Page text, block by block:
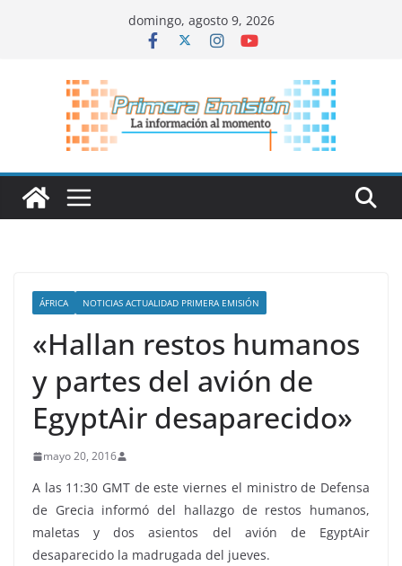
domingo, agosto 9, 2026
ÁFRICA NOTICIAS ACTUALIDAD PRIMERA EMISIÓN
«Hallan restos humanos
y partes del avión de
EgyptAir desaparecido»
mayo 20, 2016
A las 11:30 GMT de este viernes el ministro de Defensa
de Grecia informó del hallazgo de restos humanos,
maletas y dos asientos del avión de EgyptAir
desaparecido la madrugada del jueves.